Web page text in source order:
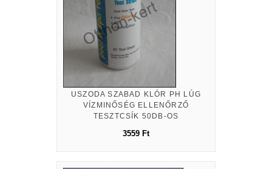
USZODA SZABAD KLÓR PH LÚG
VÍZMINŐSÉG ELLENŐRZŐ
TESZTCSÍK 50DB-OS
3559 Ft